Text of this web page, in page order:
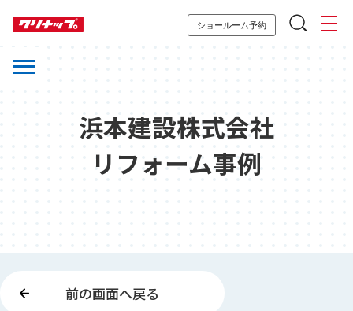
ショールーム予約
浜本建設株式会社
リフォーム事例
前の画面へ戻る